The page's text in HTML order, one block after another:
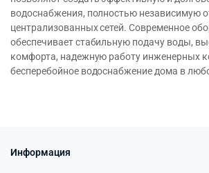
водоснабжения, полностью независимую
централизованных сетей. Современное
обеспечивает стабильную подачу воды,
комфорта, надежную работу инженерных
бесперебойное водоснабжение дома в
Информация